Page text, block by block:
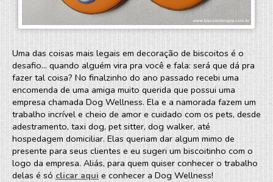
Uma das coisas mais legais em decoração de biscoitos é o
desafio... quando alguém vira pra você e fala: será que dá pra
fazer tal coisa? No finalzinho do ano passado recebi uma
encomenda de uma amiga muito querida que possui uma
empresa chamada Dog Wellness. Ela e a namorada fazem um
trabalho incrível e cheio de amor e cuidado com os pets, desde
adestramento, taxi dog, pet sitter, dog walker, até
hospedagem domiciliar. Elas queriam dar algum mimo de
presente para seus clientes e eu sugeri um biscoitinho com o
logo da empresa. Aliás, para quem quiser conhecer o trabalho
delas é sóclicar aqui e conhecer a Dog Wellness!